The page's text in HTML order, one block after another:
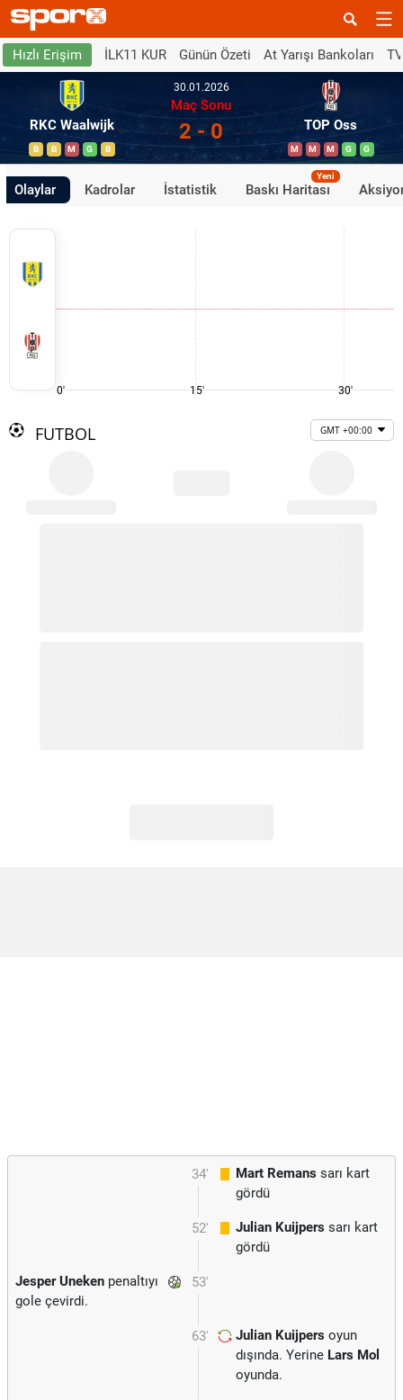
Hızlı Erişim İLK11 KUR Günün Özeti At Yarışı Bankoları
RKC Waalwijk
B B M G B
30.01.2026
Maç Sonu
2 - 0 TOP Oss
M M M G G
Olaylar Kadrolar İstatistik Baskı Haritası
Yeni
0' 15' 30'
FUTBOL GMT +00:00
34' Mart Remans sarı kart
gördü
52' Julian Kuijpers sarı kart
gördü
53'
Jesper Uneken penaltıyı
gole çevirdi.
63' Julian Kuijpers oyun
dışında. Yerine Lars Mol
oyunda.